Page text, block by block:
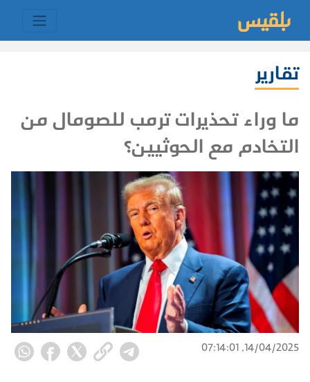
تقارير
ما وراء تحذيرات ترمب للصومال من
التخادم مع الحوثيين؟
14/04/2025, 07:14:01